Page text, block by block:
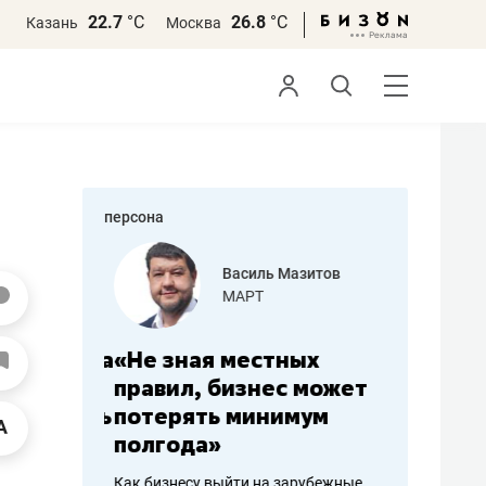
Казань 22.7 °С Москва 26.8 °С
персона
работа
Василь Мазитов
МАРТ
«Не зная местных
правил, бизнес может
потерять минимум
полгода»